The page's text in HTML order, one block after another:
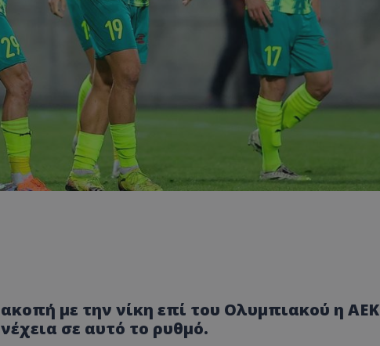
με την νίκη επί του Ολυμπιακού η ΑΕΚ
σε αυτό το ρυθμό.